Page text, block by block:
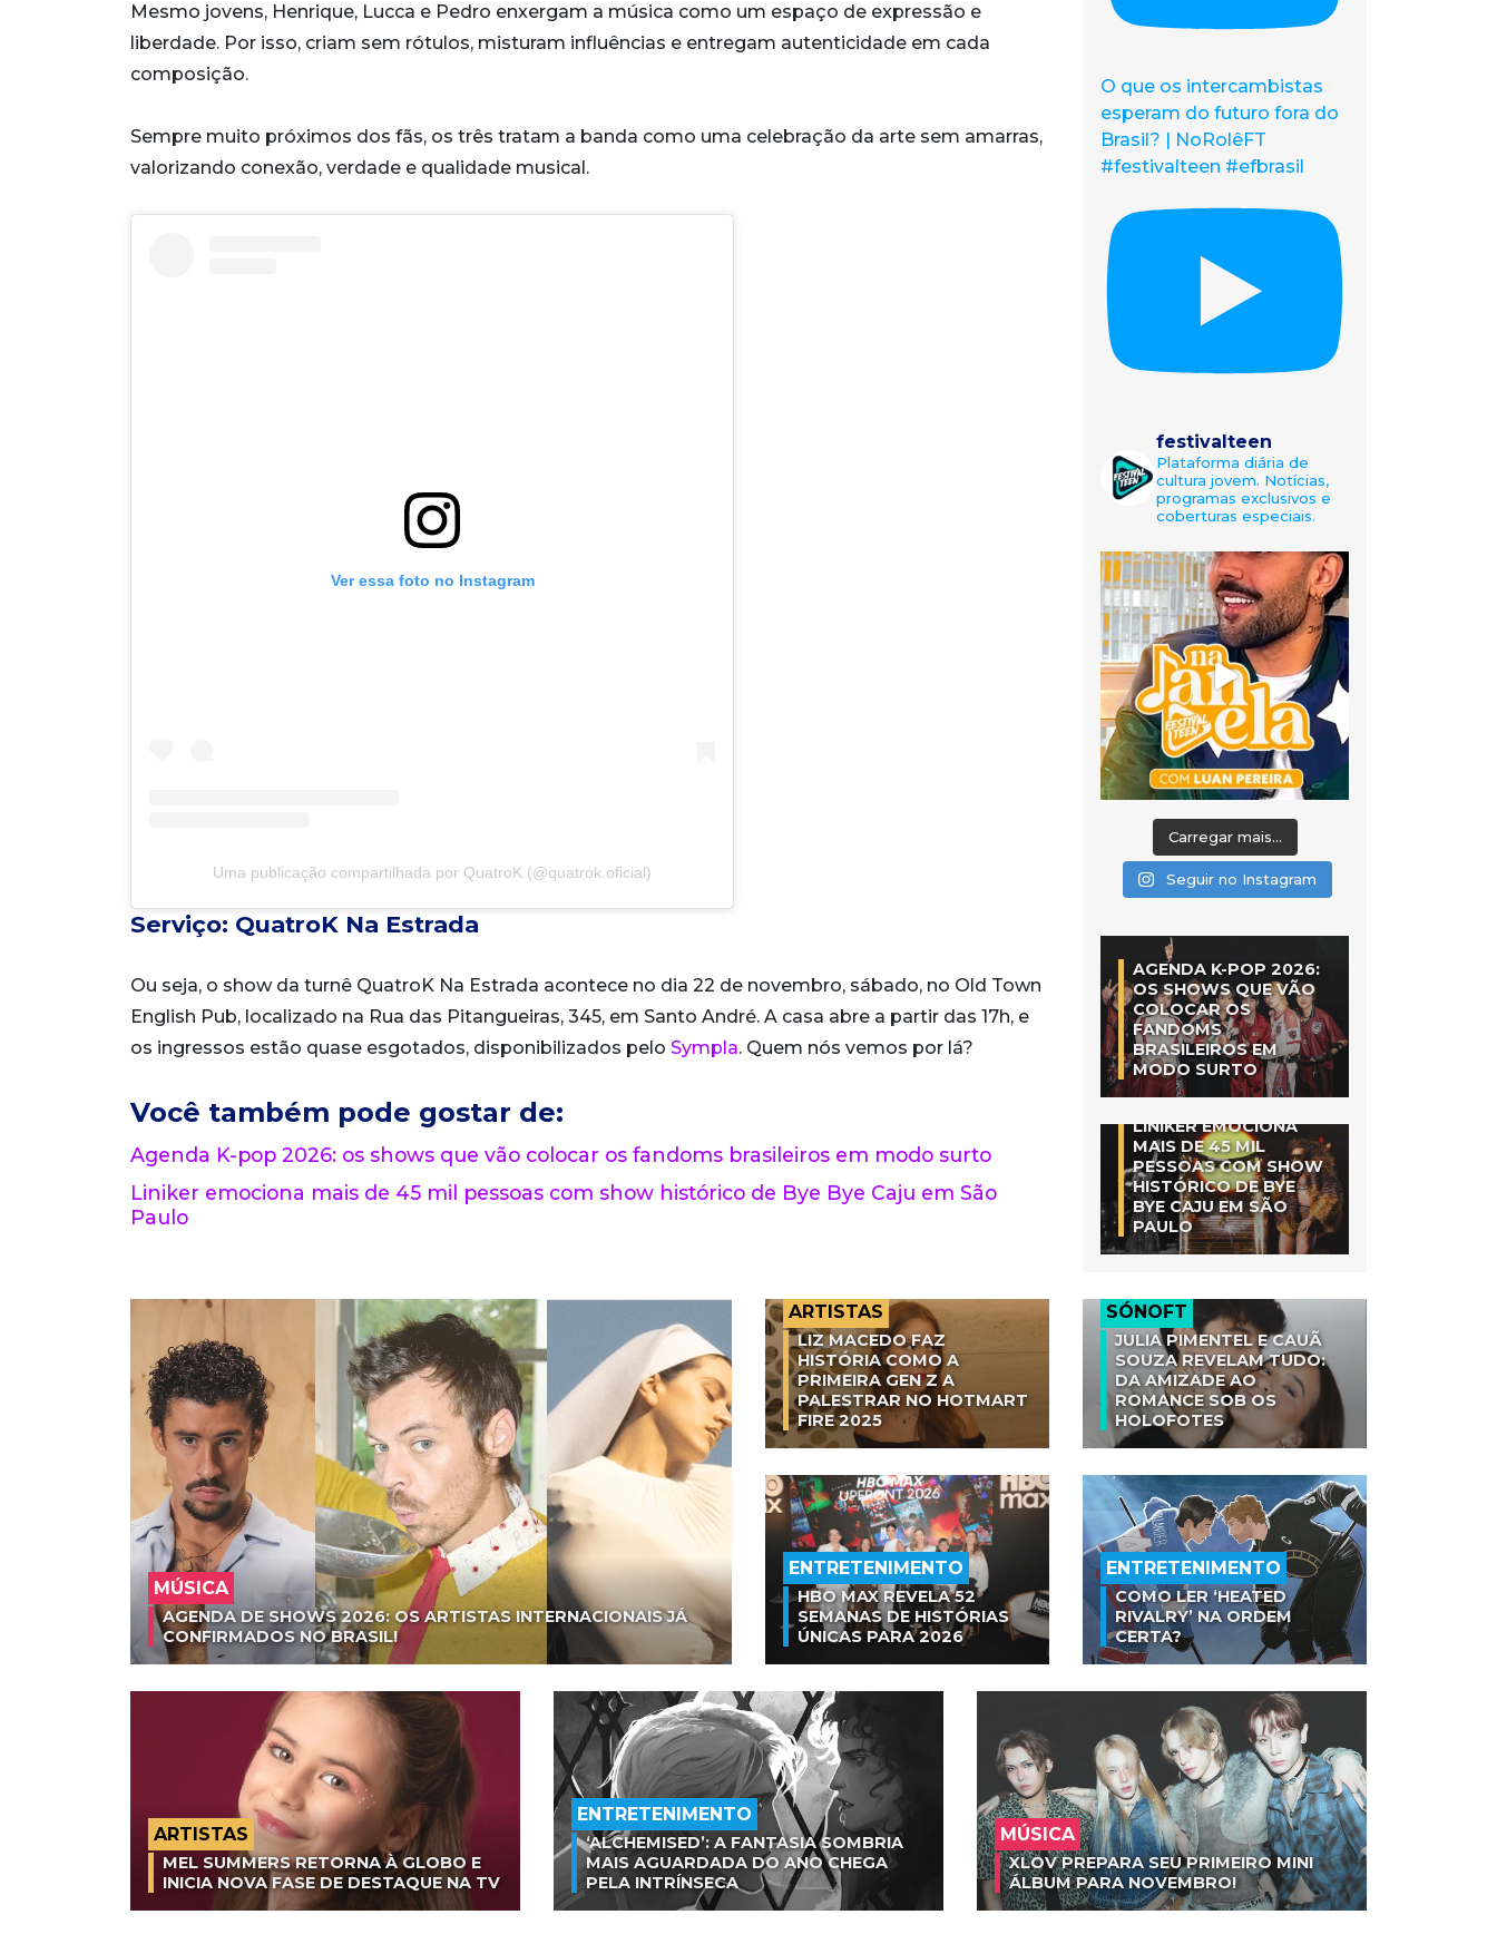
Mesmo jovens, Henrique, Lucca e Pedro enxergam a música como um espaço de expressão e
liberdade. Por isso, criam sem rótulos, misturam influências e entregam autenticidade em cada
composição.
Sempre muito próximos dos fãs, os três tratam a banda como uma celebração da arte sem amarras,
valorizando conexão, verdade e qualidade musical.
Ver essa foto no Instagram
Uma publicação compartilhada por QuatroK (@quatrok.oficial)
Serviço: QuatroK Na Estrada
Ou seja, o show da turnê QuatroK Na Estrada acontece no dia 22 de novembro, sábado, no Old Town
English Pub, localizado na Rua das Pitangueiras, 345, em Santo André. A casa abre a partir das 17h, e
os ingressos estão quase esgotados, disponibilizados pelo Sympla. Quem nós vemos por lá?
Você também pode gostar de:
Agenda K-pop 2026: os shows que vão colocar os fandoms brasileiros em modo surto
Liniker emociona mais de 45 mil pessoas com show histórico de Bye Bye Caju em São
Paulo
O que os intercambistas
esperam do futuro fora do
Brasil? | NoRolêFT
#festivalteen #efbrasil
festivalteen
Plataforma diária de
cultura jovem. Notícias,
programas exclusivos e
coberturas especiais.
Carregar mais...
Seguir no Instagram
AGENDA K-POP 2026:
OS SHOWS QUE VÃO
COLOCAR OS
FANDOMS
BRASILEIROS EM
MODO SURTO
LINIKER EMOCIONA
MAIS DE 45 MIL
PESSOAS COM SHOW
HISTÓRICO DE BYE
BYE CAJU EM SÃO
PAULO
MÚSICA
AGENDA DE SHOWS 2026: OS ARTISTAS INTERNACIONAIS JÁ
CONFIRMADOS NO BRASIL!
ARTISTAS
LIZ MACEDO FAZ
HISTÓRIA COMO A
PRIMEIRA GEN Z A
PALESTRAR NO HOTMART
FIRE 2025
SÓNOFT
JULIA PIMENTEL E CAUÃ
SOUZA REVELAM TUDO:
DA AMIZADE AO
ROMANCE SOB OS
HOLOFOTES
ENTRETENIMENTO
HBO MAX REVELA 52
SEMANAS DE HISTÓRIAS
ÚNICAS PARA 2026
ENTRETENIMENTO
COMO LER ‘HEATED
RIVALRY’ NA ORDEM
CERTA?
ARTISTAS
MEL SUMMERS RETORNA À GLOBO E
INICIA NOVA FASE DE DESTAQUE NA TV
ENTRETENIMENTO
‘ALCHEMISED’: A FANTASIA SOMBRIA
MAIS AGUARDADA DO ANO CHEGA
PELA INTRÍNSECA
MÚSICA
XLOV PREPARA SEU PRIMEIRO MINI
ÁLBUM PARA NOVEMBRO!